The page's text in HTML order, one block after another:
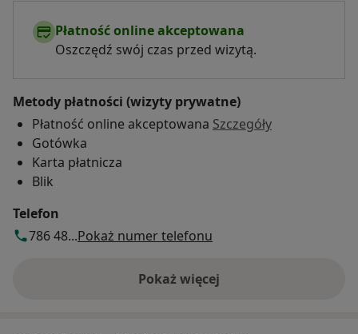
Płatność online akceptowana
Oszczędź swój czas przed wizytą.
Metody płatności (wizyty prywatne)
Płatność online akceptowana Szczegóły
Gotówka
Karta płatnicza
Blik
Telefon
786 48...Pokaż numer telefonu
Pokaż więcej
o adresie